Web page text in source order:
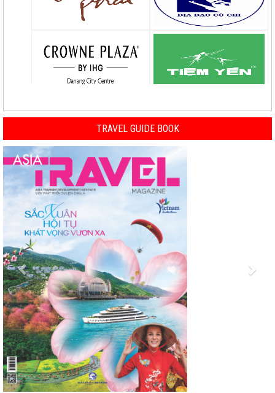
TRAVEL GUIDE BOOK
Previous